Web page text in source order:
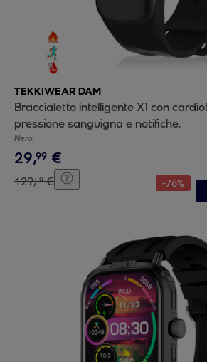
TEKKIWEAR DAM
Braccialetto intelligente X1 con
pressione sanguigna e notifiche.
Nero
29,99 €
129,00 € -76%